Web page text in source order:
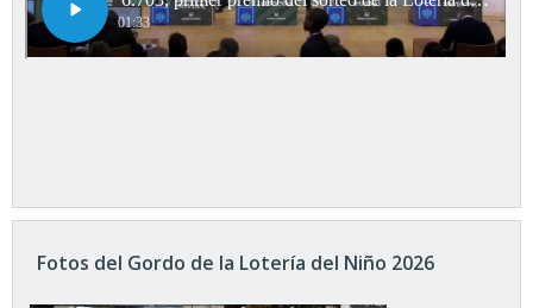
Fotos del Gordo de la Lotería del Niño 2026